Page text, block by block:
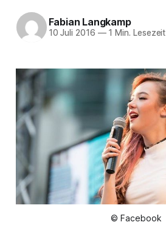
Fabian Langkamp
10 Juli 2016 —1 Min. Lesezeit
© Facebook